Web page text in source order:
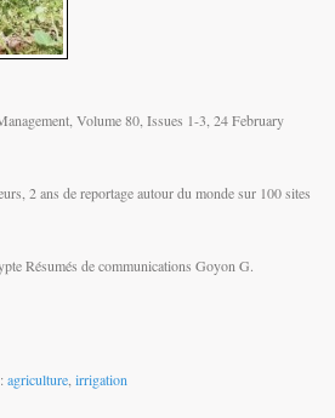
Volume 80, Issues 1-3, 24 February
2 ans de reportage autour du monde sur 100 sites
Résumés de communications Goyon G.
agriculture irrigation